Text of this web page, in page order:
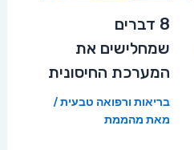
8 דברים
שמחלישים את
המערכת החיסונית
בריאות ורפואה טבעית/
מאת מהממת